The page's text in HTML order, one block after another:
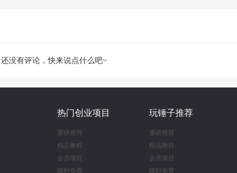
还没有评论，快来说点什么吧~
热门创业项目
重磅推荐
精品教程
会员项目
限时免费
玩锤子推荐
重磅推荐
精品教程
会员项目
限时免费